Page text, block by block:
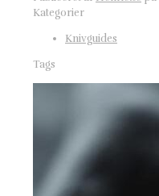
Kategorier
Knivguides
Tags